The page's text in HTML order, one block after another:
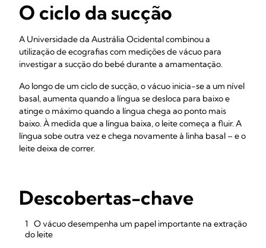
O ciclo da sucção
A Universidade da Austrália Ocidental combinou a
utilização de ecografias com medições de vácuo para
investigar a sucção do bebé durante a amamentação.
Ao longo de um ciclo de sucção, o vácuo inicia-se a um nível
basal, aumenta quando a língua se desloca para baixo e
atinge o máximo quando a língua chega ao ponto mais
baixo. À medida que a língua baixa, o leite começa a fluir. A
língua sobe outra vez e chega novamente à linha basal – e o
leite deixa de correr.
Descobertas-chave
O vácuo desempenha um papel importante na extração
do leite